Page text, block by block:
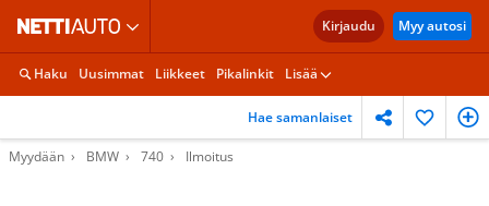
Kirjaudu Myy autosi
Haku Uusimmat Liikkeet Pikalinkit Lisää
Hae samanlaiset
Myydään BMW 740 Ilmoitus